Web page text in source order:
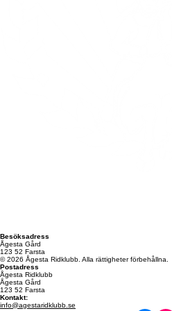
Besöksadress
Ågesta Gård
123 52 Farsta
© 2026 Ågesta Ridklubb. Alla rättigheter förbehållna.
Postadress
Ågesta Ridklubb
Ågesta Gård
123 52 Farsta
Kontakt: